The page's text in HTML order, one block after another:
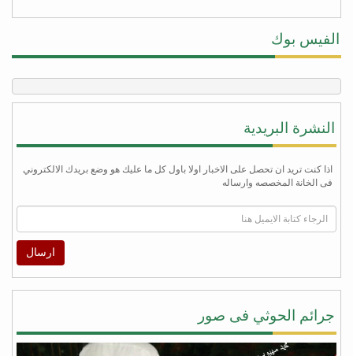
الفيس بوك
النشرة البريدية
اذا كنت تريد ان تحصل على الاخبار اولا باول كل ما عليك هو وضع بريدك الالكتروني
فى الخانة المخصصه وارساله
ارسال
جرائم الحوثي فى صور